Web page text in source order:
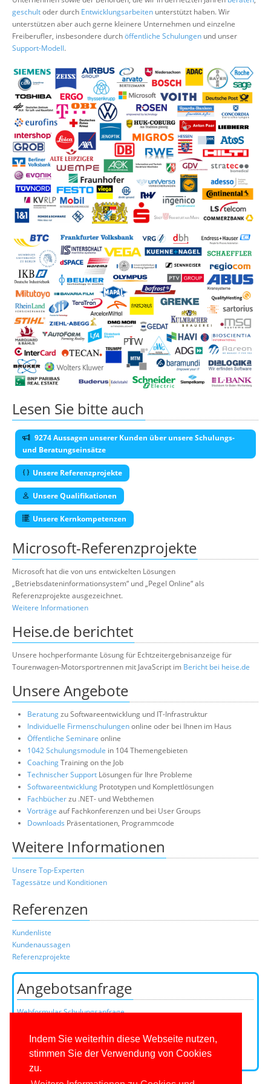
Indem Sie weiterhin diese Webseite nutzen,
stimmen Sie der Verwendung von Cookies
zu.
Über uns
Suche
geschultoder durch Entwicklungsarbeiten unterstützt haben. Wir
unterstützen aber auch gerne kleinere Unternehmen und einzelne
Freiberufler, insbesondere durchöffentliche Schulungen und unser
Support-Modell.
Lesen Sie bitte auch
9274 Aussagen unserer Kunden über unsere Schulungs-
und Beratungseinsätze
Unsere Referenzprojekte
Unsere Qualifikationen
Unsere Kernkompetenzen
Microsoft-Referenzprojekte
Microsoft hat die von uns entwickelten Lösungen
„Betriebsdateninformationsystem“ und „Pegel Online“ als
Referenzprojekte ausgezeichnet.
Weitere Informationen
Heise.de berichtet
Unsere hochperformante Lösung für Echtzeitergebnisanzeige für
Tourenwagen-Motorsportrennen mit JavaScript im Bericht bei heise.de
Unsere Angebote
Beratungzu Softwareentwicklung und IT-Infrastruktur
Individuelle Firmenschulungenonline oder bei Ihnen im Haus
Öffentliche Seminare online
1042 Schulungsmodule in 104 Themengebieten
CoachingTraining on the Job
Technischer Support Lösungen für Ihre Probleme
Softwareentwicklung Prototypen und Komplettlösungen
Fachbücherzu .NET- und Webthemen
Vorträge auf Fachkonferenzen und bei User Groups
Downloads Präsentationen, Programmcode
Weitere Informationen
Unsere Top-Experten
Tagessätze und Konditionen
Referenzen
Kundenliste
Kundenaussagen
Referenzprojekte
Angebotsanfrage
Webformular Schulungsanfrage
oder über unser Kundenteam:
Telefon
0201/649590-0
(Mo-Fr 9-16 Uhr)
E-Mail: